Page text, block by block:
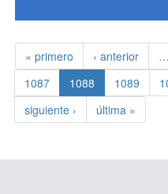
« primero ‹ anterior …
1087
1088 1089
siguiente ›
última »